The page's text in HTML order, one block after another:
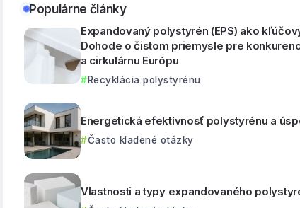
Populárne články
Expandovaný polystyrén (EPS) ako
Dohode o čistom priemysle pre
a cirkulárnu Európu
Recyklácia polystyrénu
Energetická efektívnosť polystyrénu a
Často kladené otázky
Vlastnosti a typy expandovaného